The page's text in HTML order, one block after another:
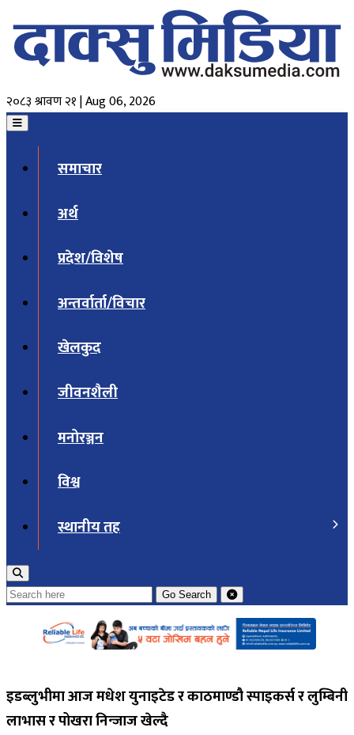
२०८३ श्रावण २१ | Aug 06, 2026
समाचार
अर्थ
प्रदेश/विशेष
अन्तर्वार्ता/विचार
खेलकुद
जीवनशैली
मनोरञ्जन
विश्व
स्थानीय तह
Go Search
इडब्लुभीमा आज मधेश युनाइटेड र काठमाण्डौ स्पाइकर्स र लुम्बिनी
लाभास र पोखरा निन्जाज खेल्दै